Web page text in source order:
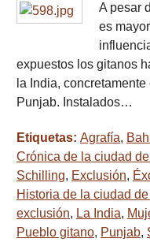
A pesar
es
expuestos los gitanos
la India,
Punjab. Instalados…
Etiquetas: Agrafía,
Crónica de la ciudad
Schilling, Exclusión,
Historia de la ciudad
exclusión, La India,
Pueblo gitano, Punjab,